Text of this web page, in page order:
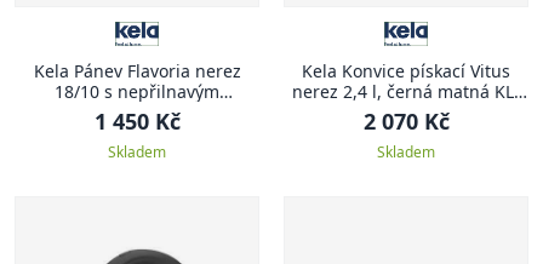
Kela Pánev Flavoria nerez
18/10 s nepřilnavým
povrchem 5,5 cm 24,0 cm KL-
10198
1 450 Kč
Skladem
Kela Konvice pískací Vitus
nerez 2,4 l, černá matná KL-
12079
2 070 Kč
Skladem